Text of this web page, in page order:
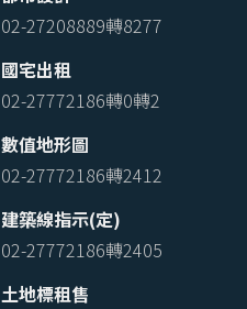
02-27208889轉8277
國宅出租
02-27772186轉0轉2
數值地形圖
02-27772186轉2412
建築線指示(定)
02-27772186轉2405
土地標租售